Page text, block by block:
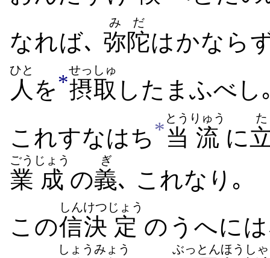
なれば､ 弥陀
みだ
は​かなら
人
ひと
を*摂取
せっしゅ
し​たまふ​べし
これ​すなはち *当
とう
流
りゅう
に
た
業
ごう
成
じょう
の義
ぎ
､ これ​なり｡
この信
しん
決
けつ
定
じょう
の​うへに
しょうみょう ぶっとんほうしゃ